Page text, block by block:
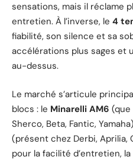
sensations, mais il réclame
entretien. À l’inverse, le 4
fiabilité, son silence et sa
accélérations plus sages et
au-dessus.
Le marché s’articule
blocs : le Minarelli AM6 (que
Sherco, Beta, Fantic,
(présent chez Derbi, Aprilia,
pour la facilité d’entretien,